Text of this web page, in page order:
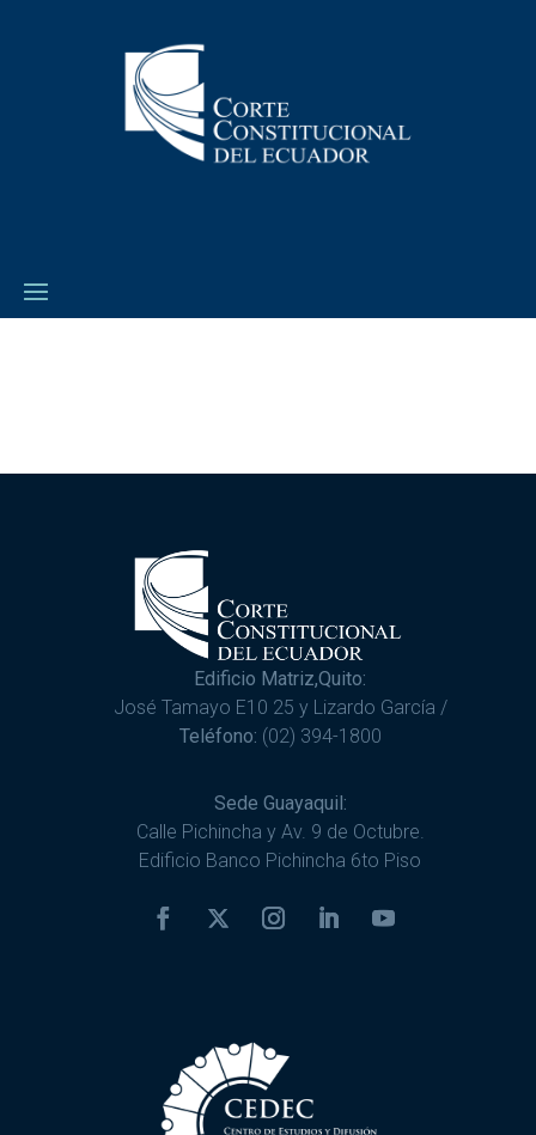
Edificio Matriz,Quito:
José Tamayo E10 25 y Lizardo García /
Teléfono: (02) 394-1800
Sede Guayaquil:
Calle Pichincha y Av. 9 de Octubre.
Edificio Banco Pichincha 6to Piso